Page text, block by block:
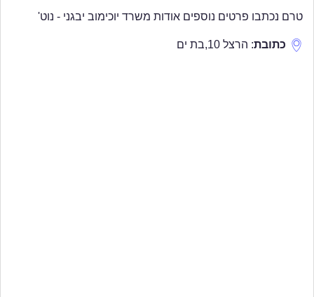
טרם נכתבו פרטים נוספים אודות משרד יוכימוב יבגני - נוט'
כתובת: הרצל 10 ,בת ים